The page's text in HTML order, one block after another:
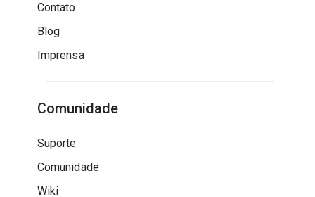
Contato
Blog
Imprensa
Comunidade
Suporte
Comunidade
Wiki